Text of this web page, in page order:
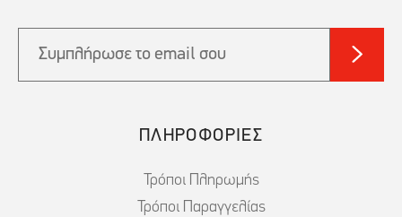
ΠΛΗΡΟΦΟΡΙΕΣ
Τρόποι Πληρωμής
Τρόποι Παραγγελίας